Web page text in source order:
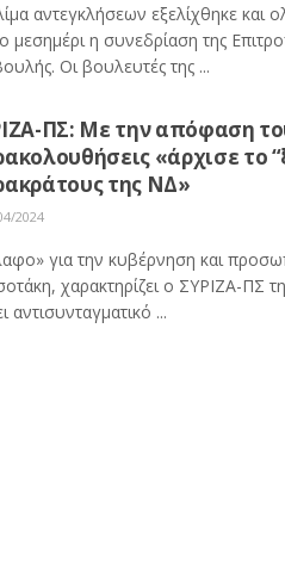
αντεγκλήσεων εξελίχθηκε και
μεσημέρι η συνεδρίαση της
Οι βουλευτές της ...
ΠΣ: Με την απόφαση
«άρχισε το
της ΝΔ»
2024
για την κυβέρνηση και
χαρακτηρίζει ο ΣΥΡΙΖΑ-ΠΣ
αντισυνταγματικό ...